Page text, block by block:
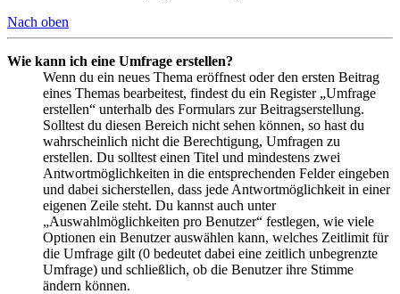
Nach oben
Wie kann ich eine Umfrage erstellen?
Wenn du ein neues Thema eröffnest oder den ersten Beitrag
eines Themas bearbeitest, findest du ein Register „Umfrage
erstellen“ unterhalb des Formulars zur Beitragserstellung.
Solltest du diesen Bereich nicht sehen können, so hast du
wahrscheinlich nicht die Berechtigung, Umfragen zu
erstellen. Du solltest einen Titel und mindestens zwei
Antwortmöglichkeiten in die entsprechenden Felder eingeben
und dabei sicherstellen, dass jede Antwortmöglichkeit in einer
eigenen Zeile steht. Du kannst auch unter
„Auswahlmöglichkeiten pro Benutzer“ festlegen, wie viele
Optionen ein Benutzer auswählen kann, welches Zeitlimit für
die Umfrage gilt (0 bedeutet dabei eine zeitlich unbegrenzte
Umfrage) und schließlich, ob die Benutzer ihre Stimme
ändern können.